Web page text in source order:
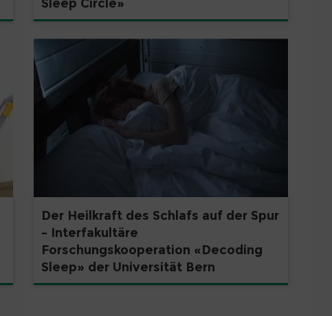
Sleep Circle»
Der Heilkraft des Schlafs auf der Spur
– Interfakultäre
Forschungskooperation «Decoding
Sleep» der Universität Bern